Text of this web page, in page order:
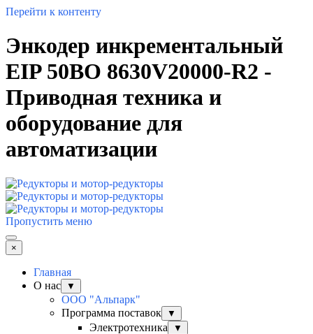
Перейти к контенту
Энкодер инкрементальный
EIP 50BO 8630V20000-R2 -
Приводная техника и
оборудование для
автоматизации
Пропустить меню
×
Главная
О нас
▼
ООО "Альпарк"
Программа поставок
▼
Электротехника ▼